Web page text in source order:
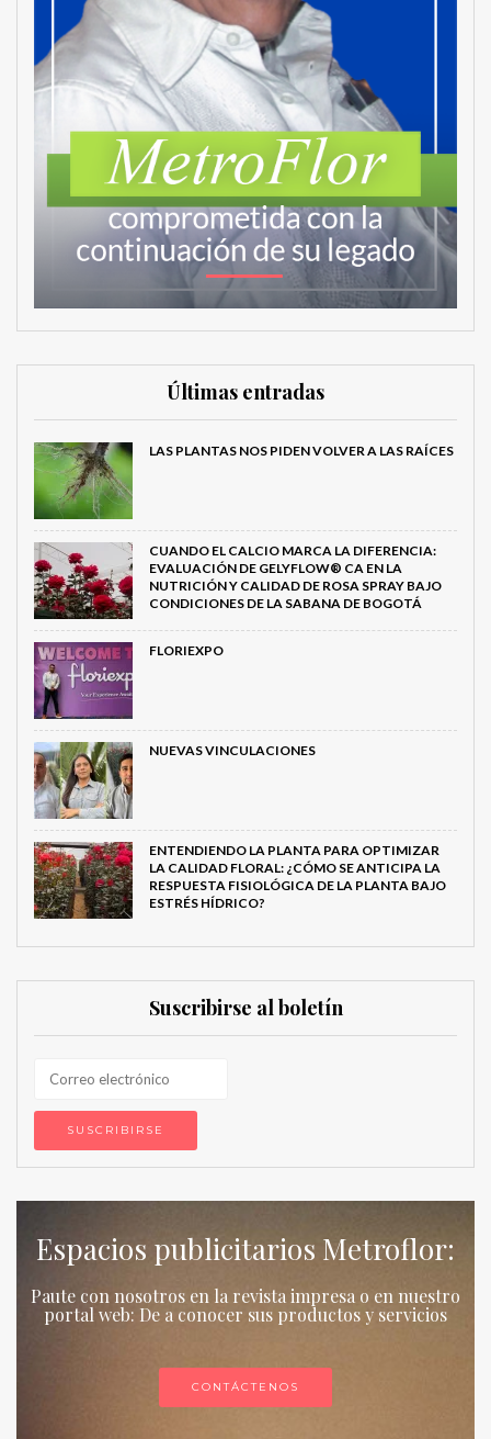
Últimas entradas
LAS PLANTAS NOS PIDEN VOLVER A LAS RAÍCES
CUANDO EL CALCIO MARCA LA DIFERENCIA:
EVALUACIÓN DE GELYFLOW® CA EN LA
NUTRICIÓN Y CALIDAD DE ROSA SPRAY BAJO
CONDICIONES DE LA SABANA DE BOGOTÁ
FLORIEXPO
NUEVAS VINCULACIONES
ENTENDIENDO LA PLANTA PARA OPTIMIZAR
LA CALIDAD FLORAL: ¿CÓMO SE ANTICIPA LA
RESPUESTA FISIOLÓGICA DE LA PLANTA BAJO
ESTRÉS HÍDRICO?
Suscribirse al boletín
Espacios publicitarios Metroflor:
Paute con nosotros en la revista impresa o en nuestro
portal web: De a conocer sus productos y servicios
CONTÁCTENOS